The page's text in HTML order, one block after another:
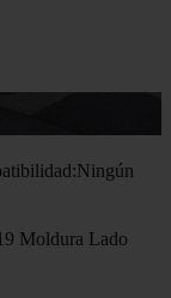
Ningún
Moldura Lado